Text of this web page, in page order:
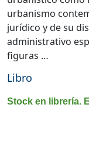
Libro
Stock en librería.
urbanismo
jurídico y de su
administrativo
figuras …